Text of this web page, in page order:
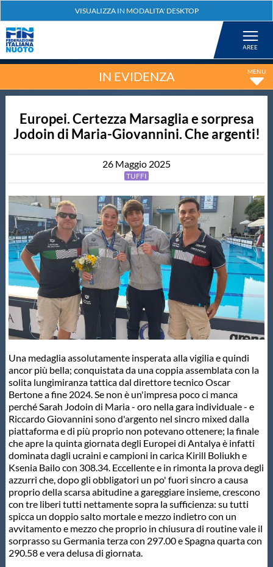
Nuoto
Tuffi
Fondo
Salvamento
Master
Formazione
GUG
Scuole Nuoto
Propaganda
Centri Federali
Area Legislativa
Protezione Civile
IN EVIDENZA
Europei. Certezza Marsaglia e sorpresa
Jodoin di Maria-Giovannini. Che argenti!
26 Maggio 2025
TUFFI
Una medaglia assolutamente insperata alla vigilia e quindi
ancor più bella; conquistata da una coppia assemblata con la
solita lungimiranza tattica dal direttore tecnico Oscar
Bertone a fine 2024. Se non è un'impresa poco ci manca
perché Sarah Jodoin di Maria - oro nella gara individuale - e
Riccardo Giovannini sono d'argento nel sincro mixed dalla
piattaforma e di più proprio non potevano ottenere; la finale
che apre la quinta giornata degli Europei di Antalya è infatti
dominata dagli ucraini e campioni in carica Kirill Boliukh e
Ksenia Bailo con 308.34. Eccellente e in rimonta la prova degli
azzurri che, dopo gli obbligatori un po' fuori sincro a causa
proprio della scarsa abitudine a gareggiare insieme, crescono
con tre liberi tutti nettamente sopra la sufficienza: su tutti
spicca un doppio salto mortale e mezzo indietro con un
avvitamento e mezzo che proprio in chiusura di routine vale il
sorprasso su Germania terza con 297.00 e Spagna quarta con
290.58 e vera delusa di giornata.